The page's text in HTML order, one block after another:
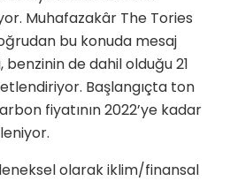
Muhafazakâr The Tories
bu konuda mesaj
de dahil olduğu 21
Başlangıçta ton
fiyatının 2022’ye kadar
olarak iklim/finansal